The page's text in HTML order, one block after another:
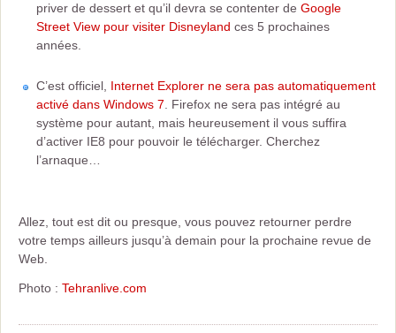
priver de dessert et qu’il devra se contenter de Google
Street View pour visiter Disneyland ces 5 prochaines
années.
C’est officiel, Internet Explorer ne sera pas automatiquement
activé dans Windows 7 . Firefox ne sera pas intégré au
système pour autant, mais heureusement il vous suffira
d’activer IE8 pour pouvoir le télécharger. Cherchez
l’arnaque…
Allez, tout est dit ou presque, vous pouvez retourner perdre
votre temps ailleurs jusqu’à demain pour la prochaine revue de
Web.
Photo : Tehranlive.com